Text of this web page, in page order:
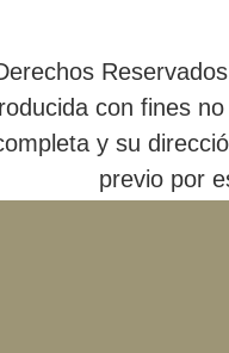
con fines
y su
previo por